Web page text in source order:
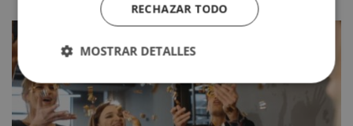
RECHAZAR TODO
MOSTRAR DETALLES